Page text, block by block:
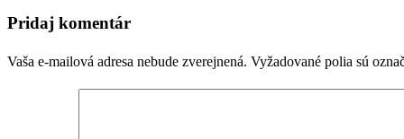
košeľa-
krátkym-
Pridaj komentár
Vaša e-mailová adresa nebude zverejnená. Vyžadované polia sú